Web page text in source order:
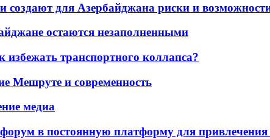
для Азербайджана риски и
остаются незаполненными
транспортного коллапса?
Мешруте и современность
медиа
в постоянную платформу для привлечения